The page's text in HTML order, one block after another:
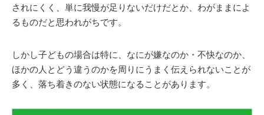
されにくく、単に我慢が足りないだけだとか、わがままによ
るものだと思われがちです。
しかし子どもの場合は特に、なにが嫌なのか・不快なのか、
ほかの人とどう違うのかを周りにうまく伝えられないことが
多く、落ち着きのない状態になることがあります。